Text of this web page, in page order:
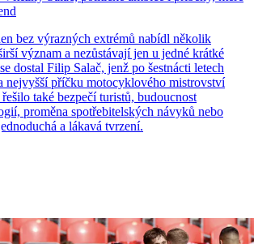
bez výrazných extrémů nabídl několik
význam a nezůstávají jen u jedné krátké
dostal Filip Salač, jenž po šestnácti letech
nejvyšší příčku motocyklového mistrovství
také bezpečí turistů, budoucnost
proměna spotřebitelských návyků nebo
a lákavá tvrzení.